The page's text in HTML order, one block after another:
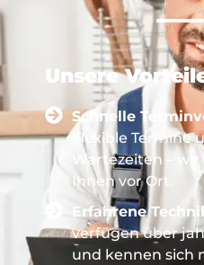
Unsere
Schnelle
Flexible Termine
Wartezeiten –
Ihnen vor Ort.
Erfahrene
verfügen über
und kennen sich